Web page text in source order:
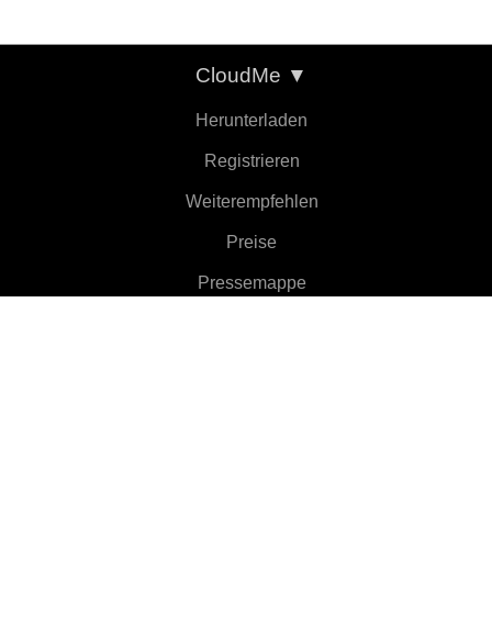
CloudMe ▼
Herunterladen
Registrieren
Weiterempfehlen
Preise
Pressemappe